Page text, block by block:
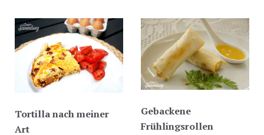
Tortilla nach meiner
Art
Gebackene
Frühlingsrollen